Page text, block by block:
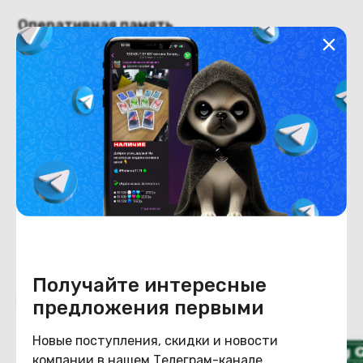
Получайте интересные
предложения первыми
Новые поступления, скидки и новости
Оперативная память
Оперативная память 12
Хранение данных
Емкость накопителя 512
Конструкция
Цвет серый
Похожие товары